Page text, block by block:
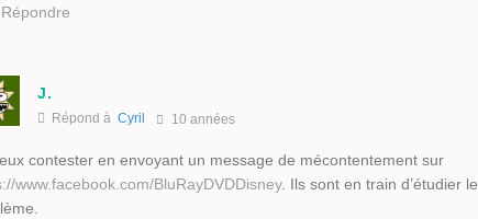
Répondre
J.
Répond à Cyril 10 années
contester en envoyant un message de mécontentement sur
www.facebook.com/BluRayDVDDisney. Ils sont en train d’étudier le